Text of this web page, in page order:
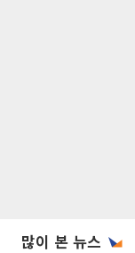
많이 본 뉴스